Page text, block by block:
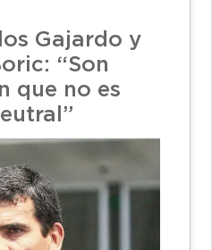
Gajardo y
“Son
que no es